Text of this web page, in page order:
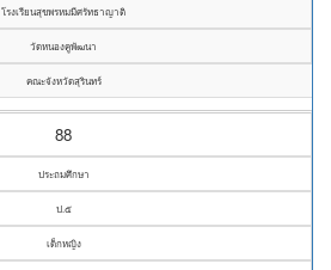
โรงเรียนสุขพรหมมีศรัทธาญาติ
วัดหนองคูพัฒนา
คณะจังหวัดสุรินทร์
88
ประถมศึกษา
ป.๕
เด็กหญิง